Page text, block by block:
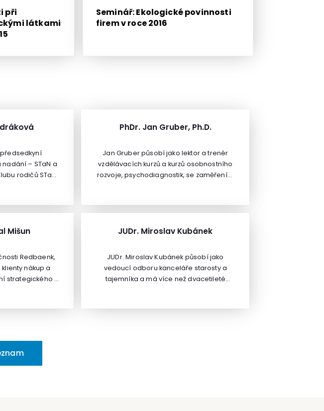
při
látkami
Seminář: Ekologické povinnosti
firem v roce 2016
– STaN a
rodičů STaN.
– od
pro ZŠ a
k péči o nadané
předsedkyní
konference
PhDr. Jan Gruber, Ph.D.
Jan Gruber působí jako lektor a trenér
vzdělávacích kurzů a kurzů osobnostního
rozvoje, psychodiagnostik, se zaměřením
stresem.Vyučuje na katedře andragogiky
oboru. Nabízí efektivní a zajímavé
aplikovatelné v praxi. Je absolventem
doktorandského studia na FF UK v Praze,
Mišun
Redbaenk,
nákup a
strategického či
JUDr. Miroslav Kubánek
JUDr. Miroslav Kubánek působí jako
vedoucí odboru kanceláře starosty a
tajemníka a má více než dvacetileté